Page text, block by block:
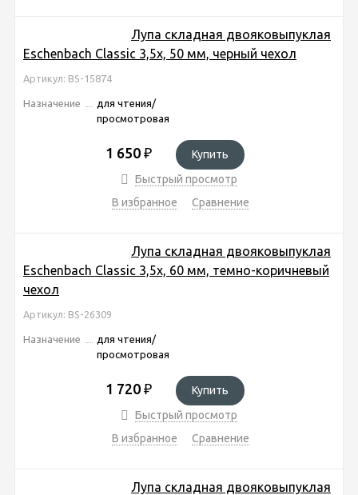
Лупа складная двояковыпуклая
Eschenbach Classic 3,5x, 50 мм, черный чехол
Артикул: BS-15874
Назначение
для чтения/
просмотровая
1 650 ₽
Купить
Быстрый просмотр
В избранное
Сравнение
Лупа складная двояковыпуклая
Eschenbach Classic 3,5x, 60 мм, темно-коричневый
чехол
Артикул: BS-26309
Назначение
для чтения/
просмотровая
1 720 ₽
Купить
Быстрый просмотр
В избранное
Сравнение
Лупа складная двояковыпуклая